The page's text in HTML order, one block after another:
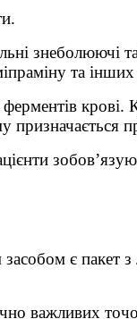
знеболюючі
та
є
важливих